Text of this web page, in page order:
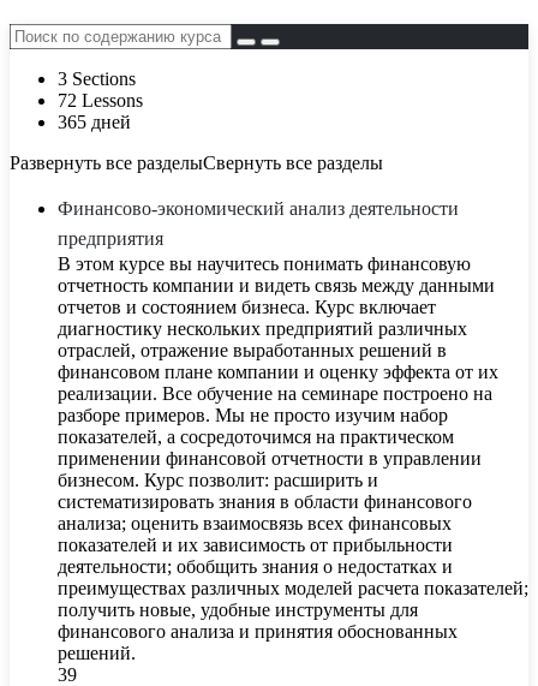
3 Sections
72 Lessons
365 дней
Развернуть все разделыСвернуть все разделы
Финансово-экономический анализ деятельности
предприятия
В этом курсе вы научитесь понимать финансовую
отчетность компании и видеть связь между данными
отчетов и состоянием бизнеса. Курс включает
диагностику нескольких предприятий различных
отраслей, отражение выработанных решений в
финансовом плане компании и оценку эффекта от их
реализации. Все обучение на семинаре построено на
разборе примеров. Мы не просто изучим набор
показателей, а сосредоточимся на практическом
применении финансовой отчетности в управлении
бизнесом. Курс позволит: расширить и
систематизировать знания в области финансового
анализа; оценить взаимосвязь всех финансовых
показателей и их зависимость от прибыльности
деятельности; обобщить знания о недостатках и
преимуществах различных моделей расчета показателей;
получить новые, удобные инструменты для
финансового анализа и принятия обоснованных
решений.
39